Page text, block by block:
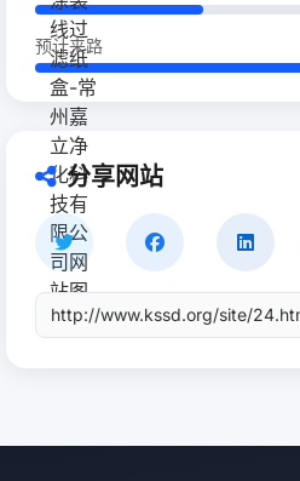
预计来路
分享网站